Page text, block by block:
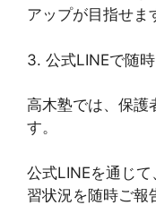
アップが目指せま
3. 公式LINEで随
高木塾では、保護
す。
公式LINEを通じ
習状況を随時ご報